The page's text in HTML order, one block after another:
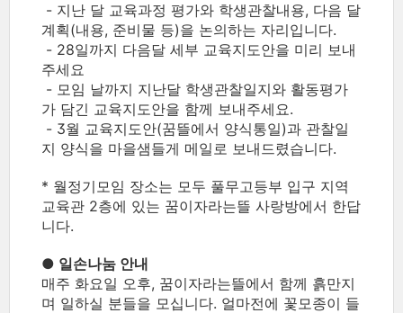
- 지난 달 교육과정 평가와 학생관찰내용, 다음 달
계획(내용, 준비물 등)을 논의하는 자리입니다.
- 28일까지 다음달 세부 교육지도안을 미리 보내
주세요
- 모임 날까지 지난달 학생관찰일지와 활동평가
가 담긴 교육지도안을 함께 보내주세요.
- 3월 교육지도안(꿈뜰에서 양식통일)과 관찰일
지 양식을 마을샘들게 메일로 보내드렸습니다.
* 월정기모임 장소는 모두 풀무고등부 입구 지역
교육관 2층에 있는 꿈이자라는뜰 사랑방에서 한답
니다.
● 일손나눔 안내
매주 화요일 오후, 꿈이자라는뜰에서 함께 흙만지
며 일하실 분들을 모십니다. 얼마전에 꽃모종이 들